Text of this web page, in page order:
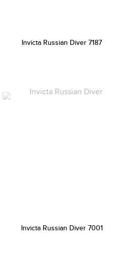
Invicta Russian Diver 7187
Invicta Russian Diver 7001